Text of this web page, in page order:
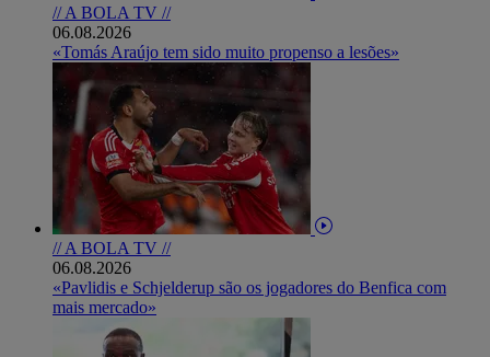
// A BOLA TV //
06.08.2026
«Tomás Araújo tem sido muito propenso a lesões»
// A BOLA TV //
06.08.2026
«Pavlidis e Schjelderup são os jogadores do Benfica com
mais mercado»